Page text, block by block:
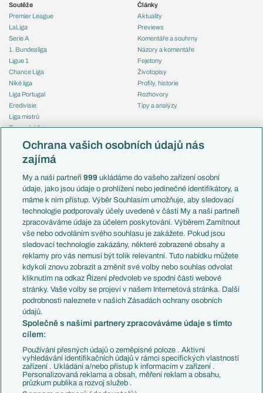
Soutěže
Premier League
LaLiga
Serie A
1. Bundesliga
Ligue 1
Chance Liga
Niké liga
Liga Portugal
Eredivisie
Liga mistrů
Evropská liga
Mistrovství světa
Liga národů
Témata
Představení týmů MS
EuroSkauting
PL v kostce
Evropské koeficienty
Přestupy
Přestupové spekulace
Zranění
Kluby
Arsenal FC
Chelsea FC
Manchester United
AC Milán
Juventus FC
Bayern Mnichov
FC Barcelona
Real Madrid
Články
Aktuality
Previews
Komentáře a souhrny
Názory a komentáře
Fejetony
Životopisy
Profily, historie
Rozhovory
Tipy a analýzy
Česko
Francie
Itálie
Německo
Španělsko
Argentina
Brazílie
Přestupy
Zápasy
Livescore
Tipovací soutěž
Ochrana vašich osobních údajů nás
zajímá
My a naši partneři999 ukládáme do vašeho zařízení osobní
údaje, jako jsou údaje o prohlížení nebo jedinečné identifikátory, a
máme k nim přístup. Výběr Souhlasím umožňuje, aby sledovací
technologie podporovaly účely uvedené v části My a naši partneři
zpracováváme údaje za účelem poskytování. Výběrem Zamítnout
vše nebo odvoláním svého souhlasu je zakážete. Pokud jsou
sledovací technologie zakázány, některé zobrazené obsahy a
reklamy pro vás nemusí být tolik relevantní. Tuto nabídku můžete
kdykoli znovu zobrazit a změnit své volby nebo souhlas odvolat
kliknutím na odkaz Řízení předvoleb ve spodní části webové
stránky. Vaše volby se projeví v našem Internetová stránka. Další
podrobnosti naleznete v našich Zásadách ochrany osobních
údajů.
Společně s našimi partnery zpracováváme údaje s tímto
cílem:
Používání přesných údajů o zeměpisné poloze . Aktivní
vyhledávání identifikačních údajů v rámci specifických vlastností
zařízení . Ukládání a/nebo přístup k informacím v zařízení .
Personalizovaná reklama a obsah, měření reklam a obsahu,
průzkum publika a rozvoj služeb .